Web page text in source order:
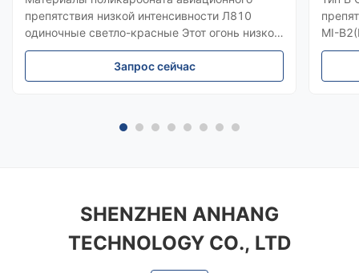
приложению 14 ИКАО
препятствия низкой интенсивности Л810
одиночные светло-красные Этот огонь низкой
интенсивности представляет собой
авиационный заградительный огонь
постоянного горения, предназначенный для
Запрос сейчас
MI-
цвет
SHENZHEN ANHANG
TECHNOLOGY CO., LTD